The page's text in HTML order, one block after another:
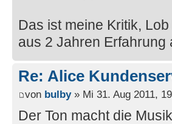
Das ist meine Kritik,
aus 2 Jahren Erfahrung
Re: Alice
von bulby» Mi 31. Aug 2011,
Der Ton macht die